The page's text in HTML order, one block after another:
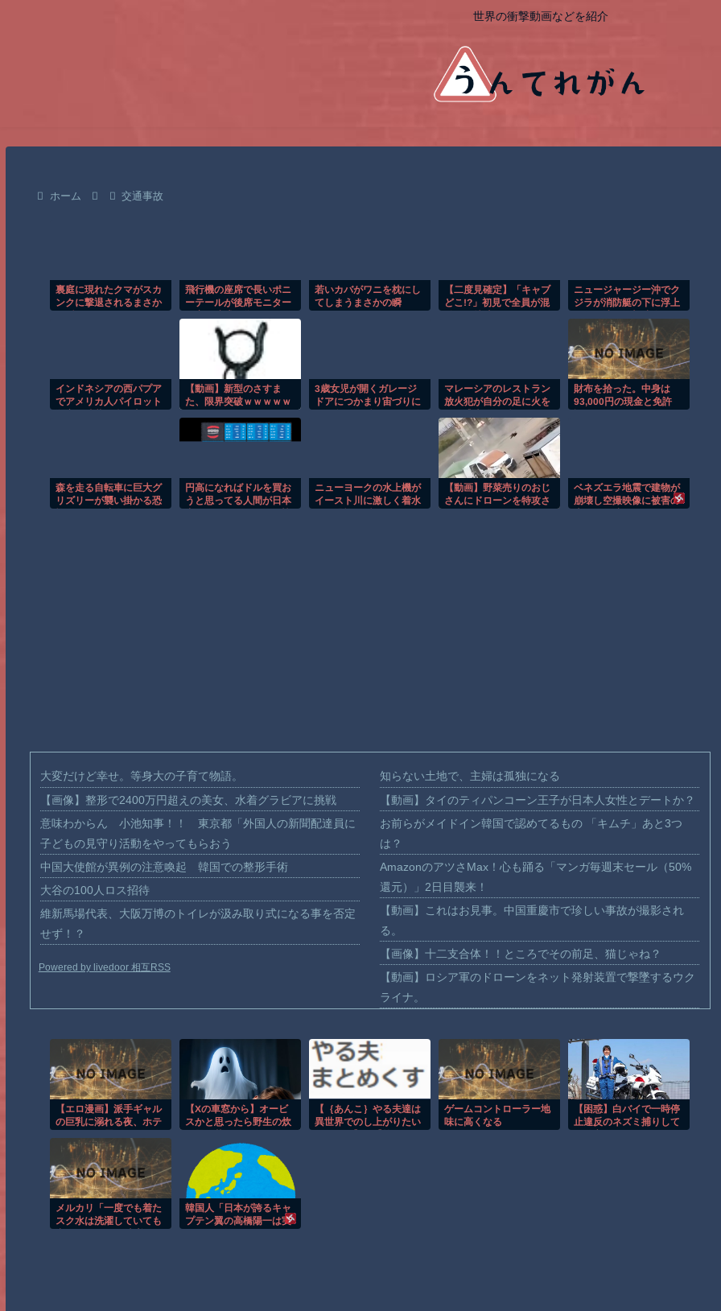
世界の衝撃動画などを紹介
ホーム 交通事故
裏庭に現れたクマがスカ
ンクに撃退されるまさか
飛行機の座席で長いポニ
ーテールが後席モニター
若いカバがワニを枕にし
てしまうまさかの瞬
【二度見確定】「キャブ
どこ!?」初見で全員が混
ニュージャージー沖でク
ジラが消防艇の下に浮上
インドネシアの西パプア
でアメリカ人パイロット
【動画】新型のさすま
た、限界突破ｗｗｗｗｗ
3歳女児が開くガレージ
ドアにつかまり宙づりに
マレーシアのレストラン
放火犯が自分の足に火を
財布を拾った。中身は
93,000円の現金と免許
森を走る自転車に巨大グ
リズリーが襲い掛かる恐
円高になればドルを買お
うと思ってる人間が日本
ニューヨークの水上機が
イースト川に激しく着水
【動画】野菜売りのおじ
さんにドローンを特攻さ
ベネズエラ地震で建物が
崩壊し空撮映像に被害の
大変だけど幸せ。等身大の子育て物語。
【画像】整形で2400万円超えの美女、水着グラビアに挑戦
意味わからん 小池知事！！ 東京都「外国人の新聞配達員に
子どもの見守り活動をやってもらおう
中国大使館が異例の注意喚起 韓国での整形手術
大谷の100人ロス招待
維新馬場代表、大阪万博のトイレが汲み取り式になる事を否定
せず！？
Powered by livedoor 相互RSS
知らない土地で、主婦は孤独になる
【動画】タイのティパンコーン王子が日本人女性とデートか？
お前らがメイドイン韓国で認めてるもの 「キムチ」あと3つ
は？
AmazonのアツさMax！心も踊る「マンガ毎週末セール（50%
還元）」2日目襲来！
【動画】これはお見事。中国重慶市で珍しい事故が撮影され
る。
【画像】十二支合体！！ところでその前足、猫じゃね？
【動画】ロシア軍のドローンをネット発射装置で撃墜するウク
ライナ。
て逃げされる車載。
【動画】よく助けられたな。岐阜の川で外国人が溺れてしまう
事故。
渡邊渚さん「私がPTSDと診断された当時、世間はまだPTSDと
いう言葉は浸透されていませんでした」
【エロ漫画】派手ギャル
の巨乳に溺れる夜、ホテ
がら純愛を語る中出しセ
ックスｗ
【Xの車窓から】オービ
スかと思ったら野生の炊
【｛あんこ｝やる夫達は
異世界でのし上がりたい
ゲームコントローラー地
味に高くなる
【困惑】白バイで一時停
止違反のネズミ捕りして
メルカリ「一度でも着た
スク水は洗濯していても
韓国人「日本が誇るキャ
プテン翼の高橋陽一は実